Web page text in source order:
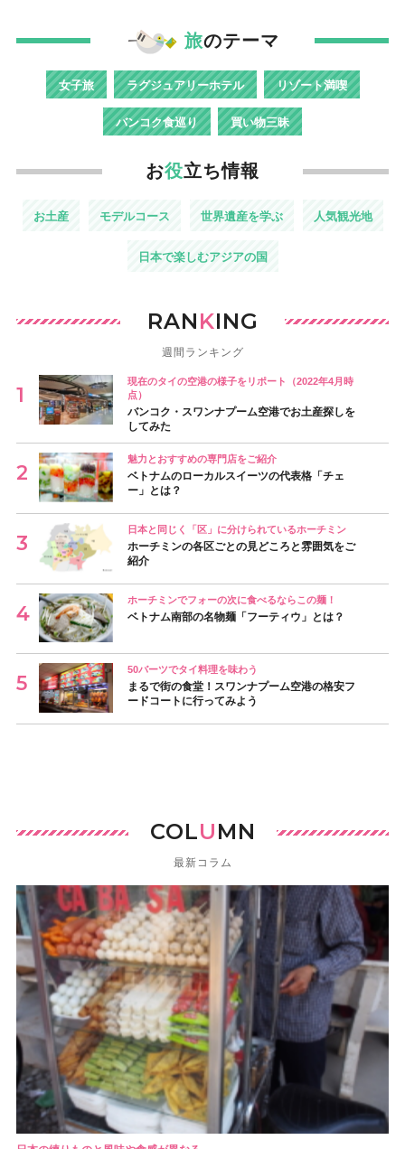
旅のテーマ
女子旅 ラグジュアリーホテル リゾート満喫
バンコク食巡り 買い物三昧
お役立ち情報
お土産 モデルコース 世界遺産を学ぶ 人気観光地
日本で楽しむアジアの国
RANKING
週間ランキング
現在のタイの空港の様子をリポート（2022年4月時
点）
バンコク・スワンナプーム空港でお土産探しを
してみた
魅力とおすすめの専門店をご紹介
ベトナムのローカルスイーツの代表格「チェ
ー」とは？
日本と同じく「区」に分けられているホーチミン
ホーチミンの各区ごとの見どころと雰囲気をご
紹介
ホーチミンでフォーの次に食べるならこの麺！
ベトナム南部の名物麺「フーティウ」とは？
50バーツでタイ料理を味わう
まるで街の食堂！スワンナプーム空港の格安フ
ードコートに行ってみよう
COLUMN
最新コラム